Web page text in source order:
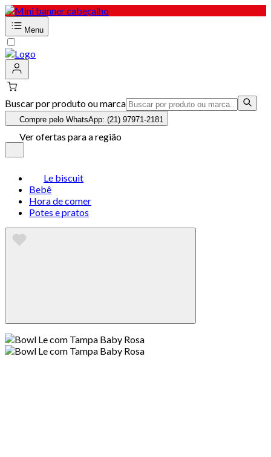
Menu
Buscar por produto ou marca
Compre pelo WhatsApp: (21) 97971-2181
Ver ofertas para a região
Le biscuit
Bebê
Hora de comer
Potes e pratos